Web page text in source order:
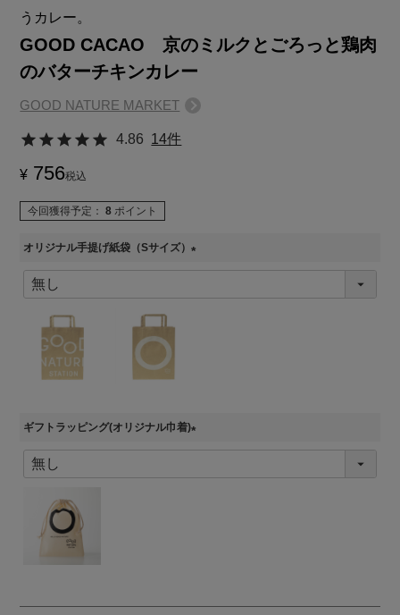
うカレー。
GOOD CACAO 京のミルクとごろっと鶏肉
のバターチキンカレー
GOOD NATURE MARKET
4.86 14件
¥ 756税込
今回獲得予定： 8 ポイント
オリジナル手提げ紙袋（Sサイズ）
(
ギフトラッピング(オリジナル巾着)
(